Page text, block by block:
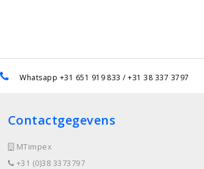
Whatsapp +31 651 919 833 / +31 38 337 3797
Contactgegevens
MTimpex
+31 (0)38 3373797